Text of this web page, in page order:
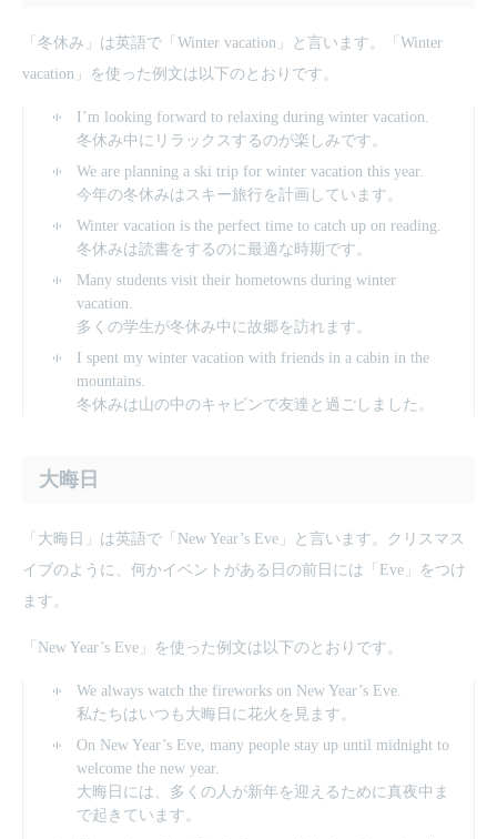
「冬休み」は英語で「Winter vacation」と言います。「Winter
vacation」を使った例文は以下のとおりです。
I’m looking forward to relaxing during winter vacation.
冬休み中にリラックスするのが楽しみです。
We are planning a ski trip for winter vacation this year.
今年の冬休みはスキー旅行を計画しています。
Winter vacation is the perfect time to catch up on reading.
冬休みは読書をするのに最適な時期です。
Many students visit their hometowns during winter
vacation.
多くの学生が冬休み中に故郷を訪れます。
I spent my winter vacation with friends in a cabin in the
mountains.
冬休みは山の中のキャビンで友達と過ごしました。
大晦日
「大晦日」は英語で「New Year’s Eve」と言います。クリスマス
イブのように、何かイベントがある日の前日には「Eve」をつけ
ます。
「New Year’s Eve」を使った例文は以下のとおりです。
We always watch the fireworks on New Year’s Eve.
私たちはいつも大晦日に花火を見ます。
On New Year’s Eve, many people stay up until midnight to
welcome the new year.
大晦日には、多くの人が新年を迎えるために真夜中ま
で起きています。